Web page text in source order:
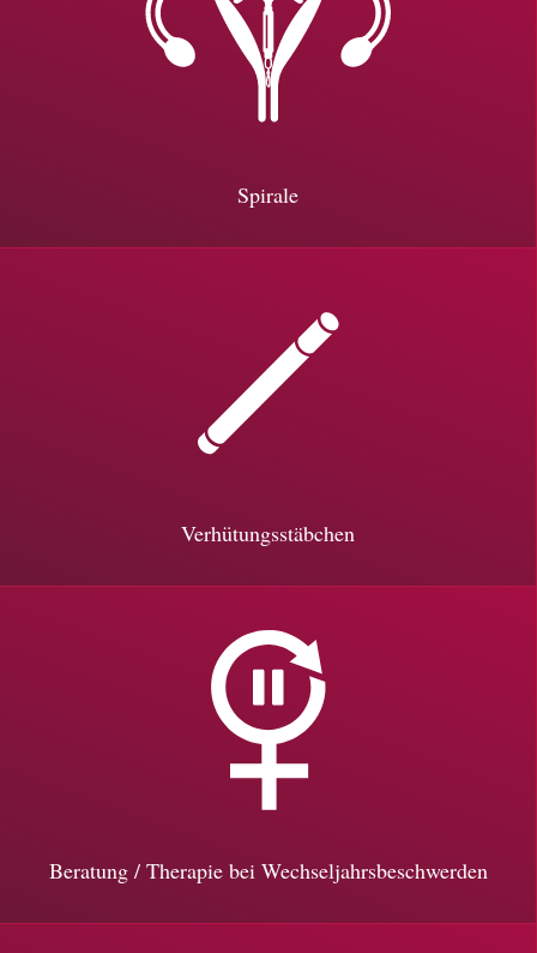
Spirale
Verhütungsstäbchen
Beratung / Therapie bei Wechseljahrsbeschwerden